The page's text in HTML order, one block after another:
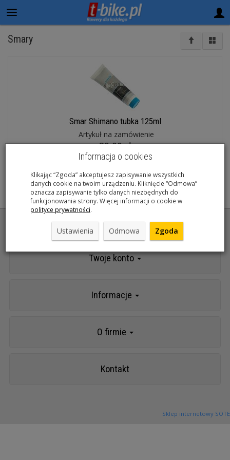
Smary
Smar Shimano tubka 125ml
Artykuł na zamówienie
29,00 zł
Twoje konto
Informacje
O firmie
Kontakt
Sklep internetowy SOTE
Informacja o cookies
Klikając “Zgoda” akceptujesz zapisywanie wszystkich
danych cookie na twoim urządzeniu. Kliknięcie “Odmowa”
oznacza zapisywanie tylko danych niezbędnych do
funkcjonowania strony. Więcej informacji o cookie w
polityce prywatności.
Ustawienia Odmowa Zgoda